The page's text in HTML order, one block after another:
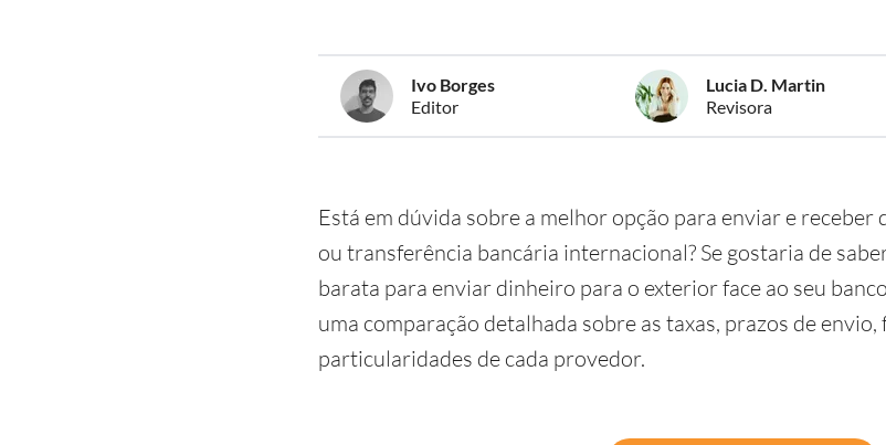
Ivo Borges
Editor
Lucia D. Martin
Revisora
Está em dúvida sobre a melhor opção para enviar e
ou transferência bancária internacional? Se gostaria de
barata para enviar dinheiro para o exterior face ao seu
uma comparação detalhada sobre as taxas, prazos de
particularidades de cada provedor.